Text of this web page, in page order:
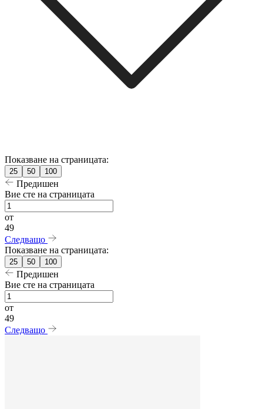
Показване на страницата:
25 50 100
Предишен
Вие сте на страницата
от
49
Следващо
Показване на страницата:
25 50 100
Предишен
Вие сте на страницата
от
49
Следващо